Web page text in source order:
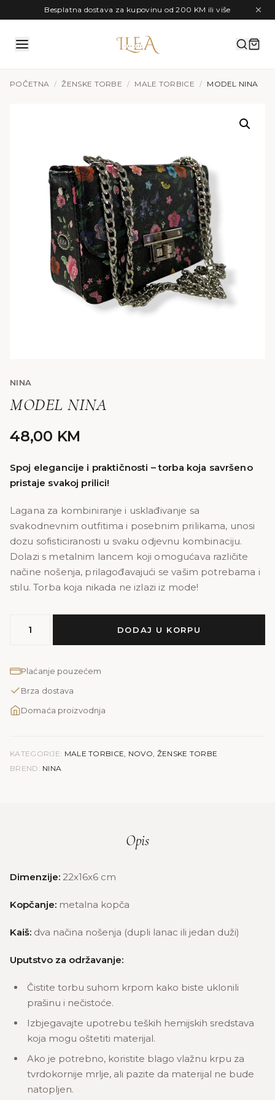
Preskoči na sadržajBesplatna dostava za kupovinu od 200 KM ili više
POČETNA / ŽENSKE TORBE / MALE TORBICE / MODEL NINA
NINA
MODEL NINA
48,00 KM
Spoj elegancije i praktičnosti – torba koja savršeno
pristaje svakoj prilici!
Lagana za kombiniranje i usklađivanje sa
svakodnevnim outfitima i posebnim prilikama, unosi
dozu sofisticiranosti u svaku odjevnu kombinaciju.
Dolazi s metalnim lancem koji omogućava različite
načine nošenja, prilagođavajući se vašim potrebama i
stilu. Torba koja nikada ne izlazi iz mode!
NINA
DODAJ U KORPU
Plaćanje pouzećem
Brza dostava
Domaća proizvodnja
KATEGORIJE: MALE TORBICE, NOVO, ŽENSKE TORBE
BREND: NINA
Opis
Dimenzije: 22x16x6 cm
Kopčanje: metalna kopča
Kaiš: dva načina nošenja (dupli lanac ili jedan duži)
Uputstvo za održavanje:
Čistite torbu suhom krpom kako biste uklonili
prašinu i nečistoće.
Izbjegavajte upotrebu teških hemijskih sredstava
koja mogu oštetiti materijal.
Ako je potrebno, koristite blago vlažnu krpu za
tvrdokornije mrlje, ali pazite da materijal ne bude
natopljen.